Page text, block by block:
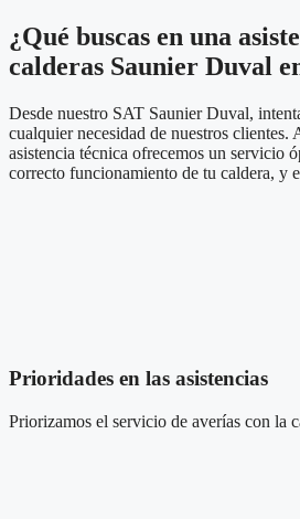
¿Qué buscas en una
calderas Saunier Duval
Desde nuestro SAT Saunier Duval,
cualquier necesidad de nuestros clientes.
asistencia técnica ofrecemos un servicio
correcto funcionamiento de tu caldera, y
Prioridades en las asistencias
Priorizamos el servicio de averías con la